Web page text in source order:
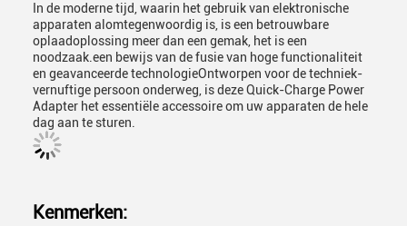
In de moderne tijd, waarin het gebruik van elektronische
apparaten alomtegenwoordig is, is een betrouwbare
oplaadoplossing meer dan een gemak, het is een
noodzaak.een bewijs van de fusie van hoge functionaliteit
en geavanceerde technologieOntworpen voor de techniek-
vernuftige persoon onderweg, is deze Quick-Charge Power
Adapter het essentiële accessoire om uw apparaten de hele
dag aan te sturen.
Kenmerken: